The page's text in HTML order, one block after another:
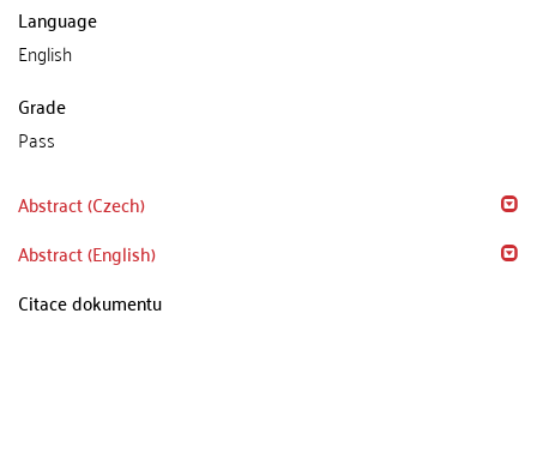
Language
English
Grade
Pass
Abstract (Czech)
Abstract (English)
Citace dokumentu